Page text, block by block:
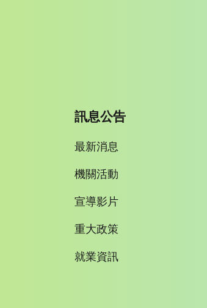
訊息公告
最新消息
機關活動
宣導影片
重大政策
就業資訊